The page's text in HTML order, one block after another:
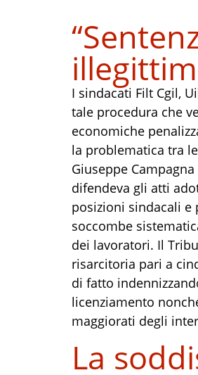
I sindacati Filt Cgil,
tale procedura che
economiche
la problematica tra
Giuseppe
difendeva gli atti
posizioni sindacali e
soccombe
dei lavoratori. Il
risarcitoria pari a
di fatto
licenziamento
maggiorati degli
La